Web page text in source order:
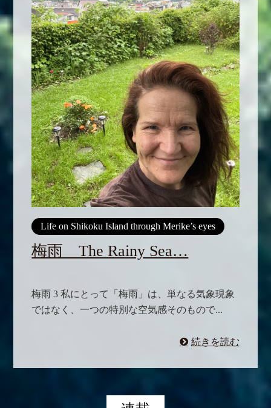
Life on Shikoku Island through Merike’s eyes
梅雨 The Rainy Sea…
梅雨 3 私にとって「梅雨」は、単なる気象現象
ではなく、一つの特別な空気感そのもので...
続きを読む